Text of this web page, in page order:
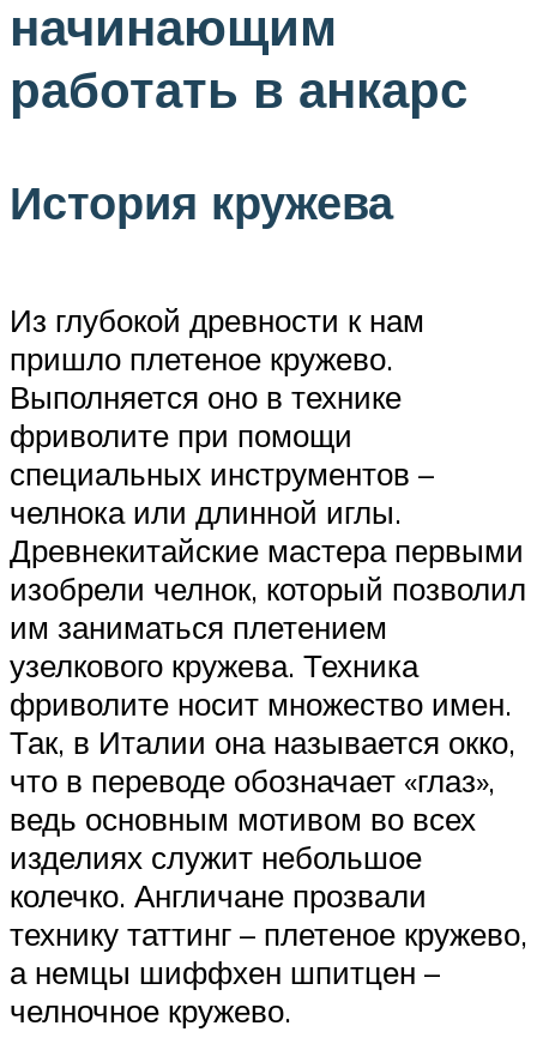
начинающим
работать в анкарс
История кружева
Из глубокой древности к нам
пришло плетеное кружево.
Выполняется оно в технике
фриволите при помощи
специальных инструментов –
челнока или длинной иглы.
Древнекитайские мастера первыми
изобрели челнок, который позволил
им заниматься плетением
узелкового кружева. Техника
фриволите носит множество имен.
Так, в Италии она называется окко,
что в переводе обозначает «глаз»,
ведь основным мотивом во всех
изделиях служит небольшое
колечко. Англичане прозвали
технику таттинг – плетеное кружево,
а немцы шиффхен шпитцен –
челночное кружево.